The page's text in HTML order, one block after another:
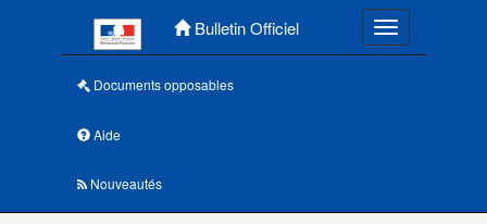
Bulletin Officiel Toggle
Documents opposables
Aide
Nouveautés